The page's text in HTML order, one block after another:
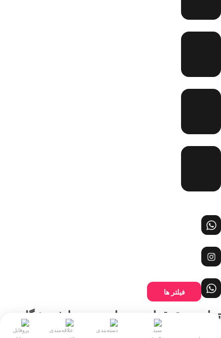
فیلتر ها
تمامی حقوق این وبسایت توسط فروشگاه
رادمان محفوظ است.